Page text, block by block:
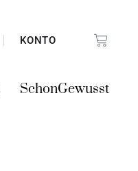
KONTO
SchonGewusst